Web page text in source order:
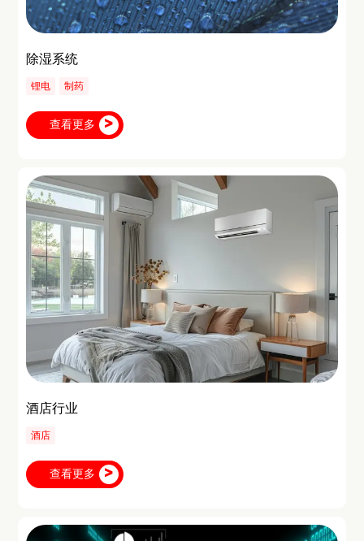
除湿系统
锂电 制药
查看更多
酒店行业
酒店
查看更多